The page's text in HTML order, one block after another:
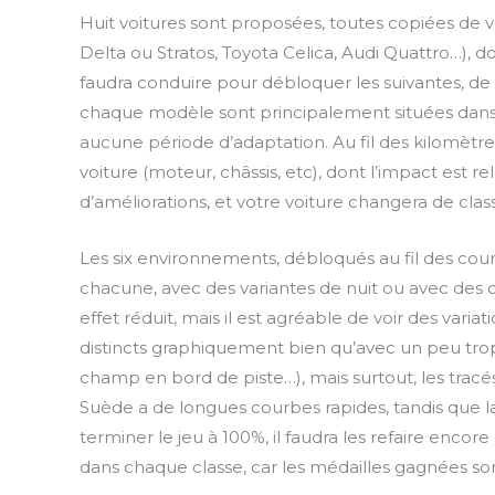
a
y
Huit voitures sont proposées, toutes copiées de
Delta ou Stratos, Toyota Celica, Audi Quattro…),
faudra conduire pour débloquer les suivantes,
chaque modèle sont principalement situées
aucune période d’adaptation. Au fil des
voiture (moteur, châssis, etc), dont l’impact est
d’améliorations, et votre voiture changera de
Les six environnements, débloqués au fil des
chacune, avec des variantes de nuit ou avec
effet réduit, mais il est agréable de voir des
distincts graphiquement bien qu’avec un peu
champ en bord de piste…), mais surtout, les
Suède a de longues courbes rapides, tandis que
terminer le jeu à 100%, il faudra les refaire
dans chaque classe, car les médailles gagnées